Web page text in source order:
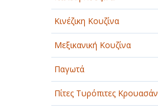
Κινέζικη Κουζίνα
Μεξικανική Κουζίνα
Παγωτά
Πίτες Τυρόπιτες Κρουασάν